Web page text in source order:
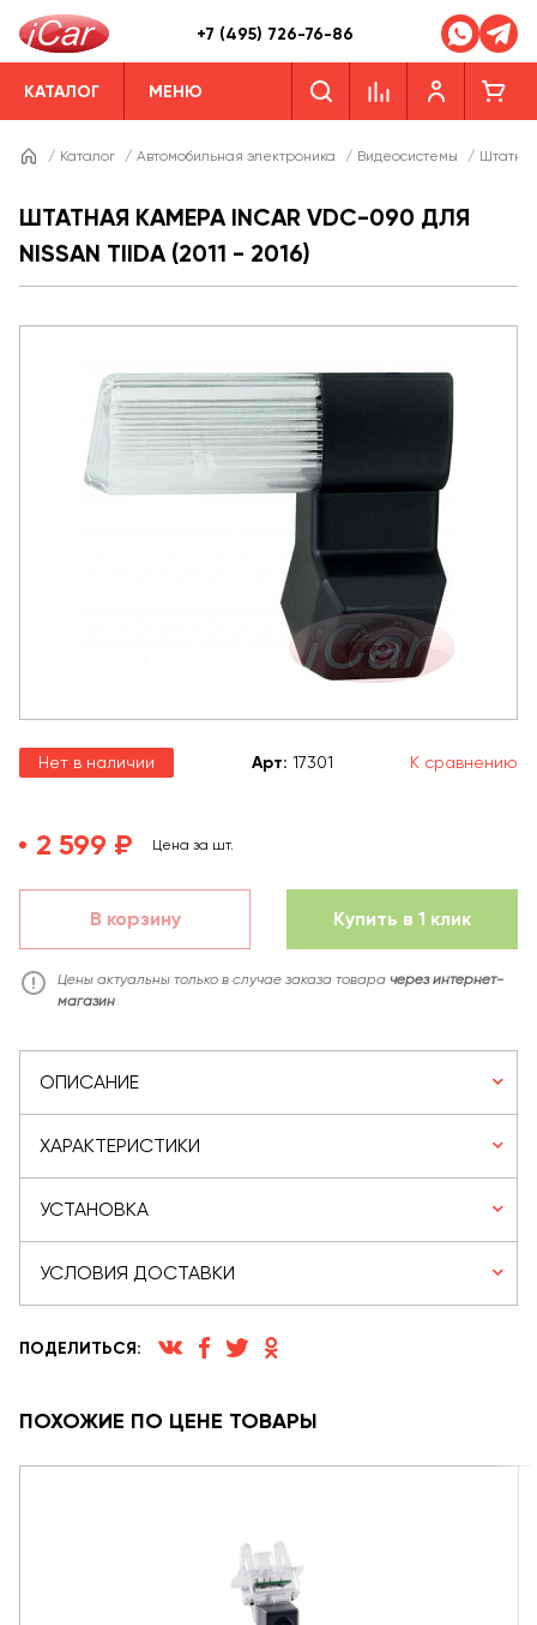
+7 (495) 726-76-86
КАТАЛОГ МЕНЮ
/ Каталог / Автомобильная электроника / Видеосистемы /
ШТАТНАЯ КАМЕРА INCAR VDC-090 ДЛЯ
NISSAN TIIDA (2011 - 2016)
Нет в наличии Арт: 17301 К сравнению
2 599 ₽ Цена за шт.
В корзину Купить в 1 клик
Цены актуальны только в случае заказа товара через интернет-
магазин
ОПИСАНИЕ
ХАРАКТЕРИСТИКИ
УСТАНОВКА
УСЛОВИЯ ДОСТАВКИ
ПОДЕЛИТЬСЯ:
ПОХОЖИЕ ПО ЦЕНЕ ТОВАРЫ